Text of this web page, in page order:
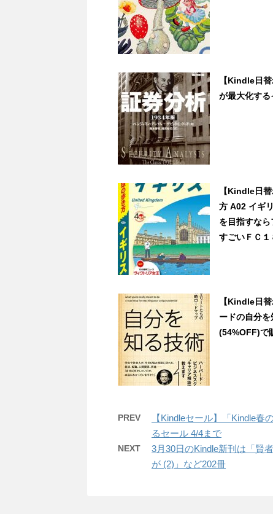
【Kindle日
が最大化す
【Kindle日
方 A02 イギ
を目指すな
すごいＦＣ
【Kindle日
ードの自分
(54%OFF)で
PREV
【Kindleセール】「Kindle
るセール 4/4まで
NEXT
3月30日のKindle新刊は「賢
が (2)」など202冊